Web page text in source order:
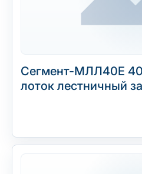
Сегмент-МЛЛ40Е
лоток лестничный